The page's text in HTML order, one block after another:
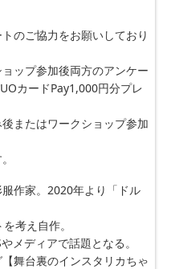
のご協力をお願いしており
ップ参加後両方のアンケー
カードPay1,000円分プレ
またはワークショップ参加
作家。2020年より「ドル
考え自作。
メディアで話題となる。
舞台裏のインスタリカちゃ